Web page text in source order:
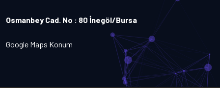
Osmanbey Cad. No : 80 İnegöl/Bursa
Google Maps Konum